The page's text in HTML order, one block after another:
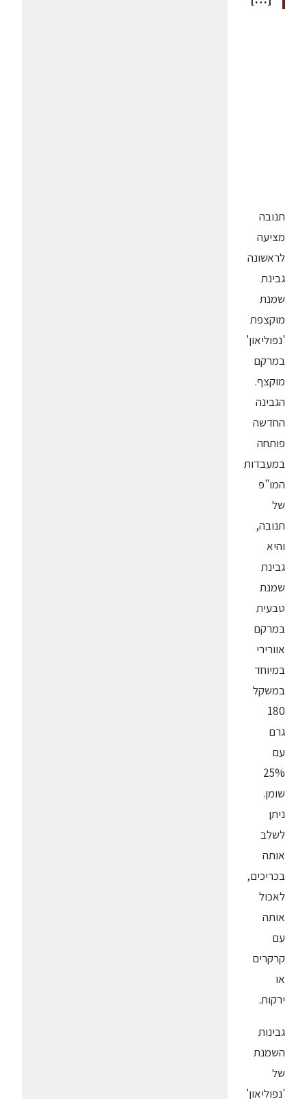
תנובה
מציעה
לראשונה
גבינת
שמנת
מוקצפת
'נפוליאון'
במרקם
מוקצף.
הגבינה
החדשה
פותחה
במעבדות
המו"פ
של
תנובה,
והיא
גבינת
שמנת
טבעית
במרקם
אוורירי
במיוחד
במשקל
180
גרם
עם
25%
שומן.
ניתן
לשלב
אותה
בכריכים,
לאכול
אותה
עם
קרקרים
או
ירקות.
גבינות
השמנת
של
'נפוליאון'